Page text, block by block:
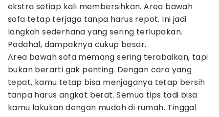
ekstra setiap kali membersihkan. Area bawah
sofa tetap terjaga tanpa harus repot. Ini jadi
langkah sederhana yang sering terlupakan.
Padahal, dampaknya cukup besar.
Area bawah sofa memang sering terabaikan, tapi
bukan berarti gak penting. Dengan cara yang
tepat, kamu tetap bisa menjaganya tetap bersih
tanpa harus angkat berat. Semua tips tadi bisa
kamu lakukan dengan mudah di rumah. Tinggal